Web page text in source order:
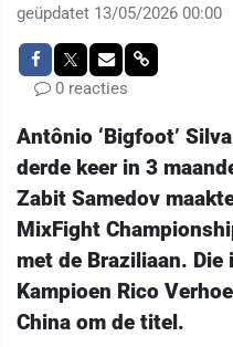
geüpdatet 13/05/2026 00:00
0 reacties
Antônio ‘Bigfoot’
derde keer in 3
Zabit Samedov
MixFight
met de Braziliaan.
Kampioen Rico
China om de titel.